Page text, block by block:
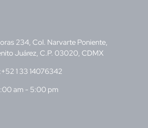
234, Col. Narvarte Poniente,
Juárez, C.P. 03020, CDMX
1 33 14076342
am - 5:00 pm